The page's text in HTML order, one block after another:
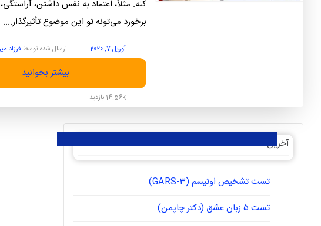
کنه. مثلاً، اعتماد به نفس داشتن،
برخورد می‌تونه تو این موضوع تأثیرگذار....
آوریل 7, 2020 ارسال شده توسط فرزاد
بیشتر بخوانید
آخرین مقالات
تست تشخیص اوتیسم (GARS-3)
تست ۵ زبان عشق (دکتر چاپمن)